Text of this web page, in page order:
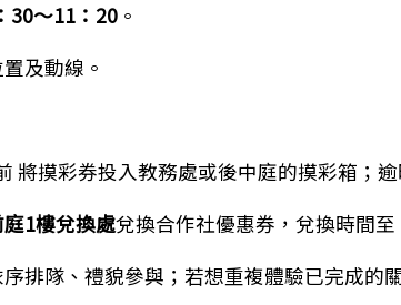
30～11：20。
及動線。
將摸彩券投入教務處或後中庭的摸彩箱；逾
庭1樓兌換處兌換合作社優惠券，兌換時間至
排隊、禮貌參與；若想重複體驗已完成的